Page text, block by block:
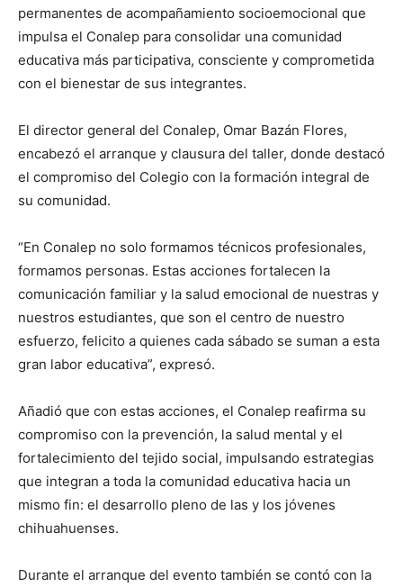
permanentes de acompañamiento socioemocional que
impulsa el Conalep para consolidar una comunidad
educativa más participativa, consciente y comprometida
con el bienestar de sus integrantes.
El director general del Conalep, Omar Bazán Flores,
encabezó el arranque y clausura del taller, donde destacó
el compromiso del Colegio con la formación integral de
su comunidad.
“En Conalep no solo formamos técnicos profesionales,
formamos personas. Estas acciones fortalecen la
comunicación familiar y la salud emocional de nuestras y
nuestros estudiantes, que son el centro de nuestro
esfuerzo, felicito a quienes cada sábado se suman a esta
gran labor educativa”, expresó.
Añadió que con estas acciones, el Conalep reafirma su
compromiso con la prevención, la salud mental y el
fortalecimiento del tejido social, impulsando estrategias
que integran a toda la comunidad educativa hacia un
mismo fin: el desarrollo pleno de las y los jóvenes
chihuahuenses.
Durante el arranque del evento también se contó con la